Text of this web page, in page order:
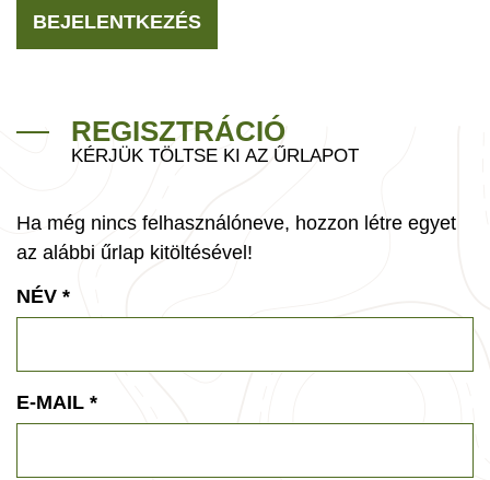
BEJELENTKEZÉS
REGISZTRÁCIÓ
KÉRJÜK TÖLTSE KI AZ ŰRLAPOT
Ha még nincs felhasználóneve, hozzon létre egyet
az alábbi űrlap kitöltésével!
NÉV *
E-MAIL *